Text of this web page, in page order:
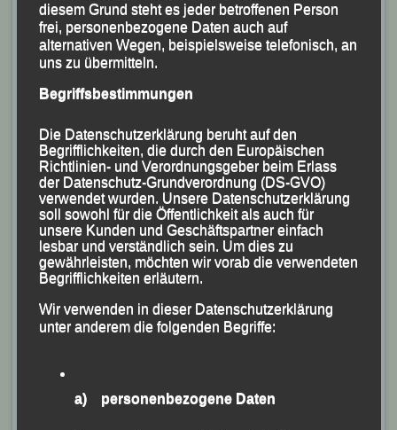
Ida Kirchberger Platz Drei im Damenklassement und
Jugendsiegerin
beim “Lindetwaldlauf“ in Suben
Foto: K.S.
diesem Grund steht es jeder betroffenen Person
frei, personenbezogene Daten auch auf
alternativen Wegen, beispielsweise telefonisch, an
uns zu übermitteln.
Begriffsbestimmungen
Die Datenschutzerklärung beruht auf den
Begrifflichkeiten, die durch den Europäischen
Richtlinien- und Verordnungsgeber beim Erlass
der Datenschutz-Grundverordnung (DS-GVO)
verwendet wurden. Unsere Datenschutzerklärung
soll sowohl für die Öffentlichkeit als auch für
unsere Kunden und Geschäftspartner einfach
lesbar und verständlich sein. Um dies zu
gewährleisten, möchten wir vorab die verwendeten
Begrifflichkeiten erläutern.
Wir verwenden in dieser Datenschutzerklärung
unter anderem die folgenden Begriffe:
a) personenbezogene Daten